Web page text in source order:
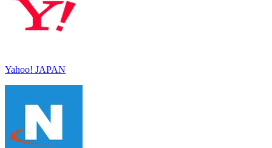
Yahoo! JAPAN